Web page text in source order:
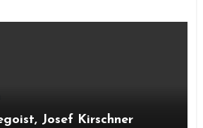
Josef Kirschner